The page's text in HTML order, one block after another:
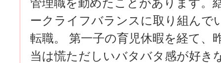
管理職を勤めたことがあります。
ークライフバランスに取り組んで
転職。 第一子の育児休暇を経て、
当は慌ただしいバタバタ感が好き